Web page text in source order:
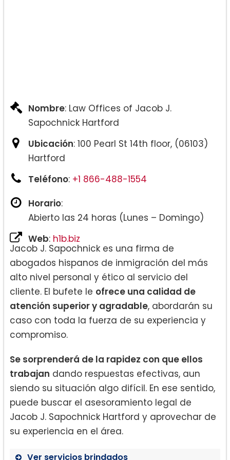
Nombre: Law Offices of Jacob J.
Sapochnick Hartford
Ubicación: 100 Pearl St 14th floor, (06103)
Hartford
Teléfono: +1 866-488-1554
Horario:
Abierto las 24 horas (Lunes – Domingo)
Web: h1b.biz
Jacob J. Sapochnick es una firma de
abogados hispanos de inmigración del más
alto nivel personal y ético al servicio del
cliente. El bufete le ofrece una calidad de
atención superior y agradable, abordarán su
caso con toda la fuerza de su experiencia y
compromiso.
Se sorprenderá de la rapidez con que ellos
trabajan dando respuestas efectivas, aun
siendo su situación algo difícil. En ese sentido,
puede buscar el asesoramiento legal de
Jacob J. Sapochnick Hartford y aprovechar de
su experiencia en el área.
Ver servicios brindados